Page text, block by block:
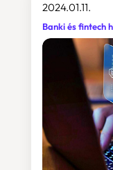
2024.01.11.
Banki és fintech